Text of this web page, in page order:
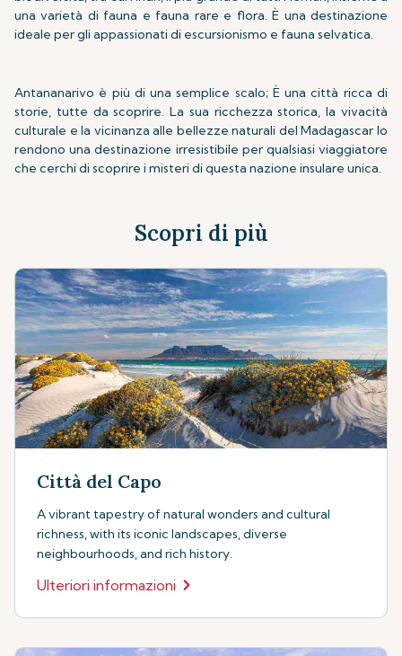
una varietà di fauna e fauna rare e flora. È una destinazione
ideale per gli appassionati di escursionismo e fauna selvatica.
Antananarivo è più di una semplice scalo; È una città ricca di
storie, tutte da scoprire. La sua ricchezza storica, la vivacità
culturale e la vicinanza alle bellezze naturali del Madagascar lo
rendono una destinazione irresistibile per qualsiasi viaggiatore
che cerchi di scoprire i misteri di questa nazione insulare unica.
Scopri di più
Città del Capo
A vibrant tapestry of natural wonders and cultural
richness, with its iconic landscapes, diverse
neighbourhoods, and rich history.
Ulteriori informazioni